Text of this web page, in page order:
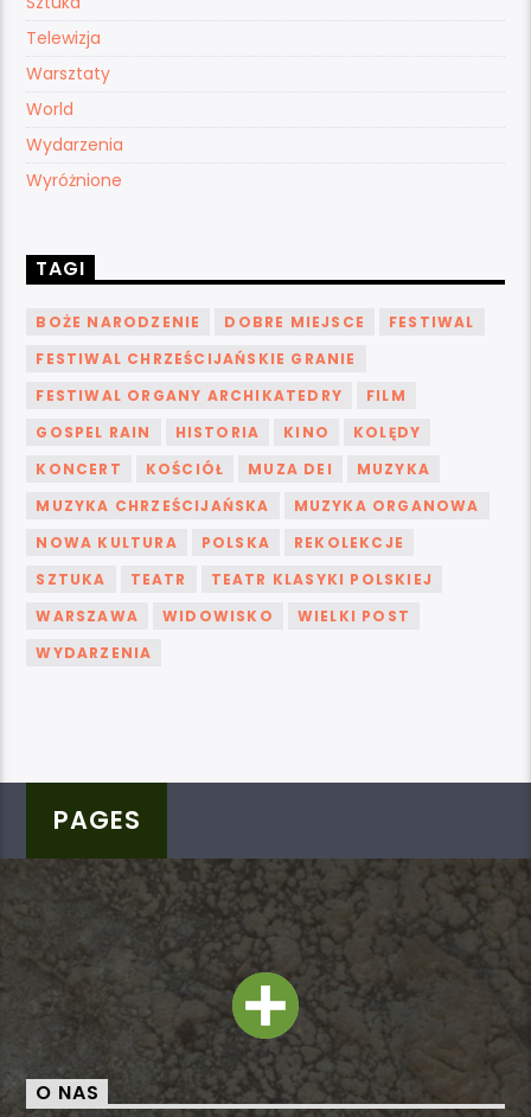
Telewizja
Warsztaty
World
Wydarzenia
Wyróżnione
TAGI
BOŻE NARODZENIE DOBRE MIEJSCE
FESTIWAL
FESTIWAL CHRZEŚCIJAŃSKIE GRANIE
FESTIWAL ORGANY ARCHIKATEDRY
FILM
GOSPEL RAIN
HISTORIA KINO
KOLĘDY
KONCERT
KOŚCIÓŁ MUZA DEI
MUZYKA
MUZYKA CHRZEŚCIJAŃSKA
MUZYKA ORGANOWA
NOWA KULTURA
POLSKA
REKOLEKCJE
SZTUKA
TEATR
TEATR KLASYKI POLSKIEJ
WARSZAWA
WIDOWISKO
WIELKI POST
WYDARZENIA
PAGES
O NAS